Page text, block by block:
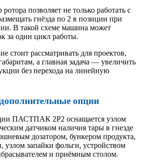
позволяет не только работать с
гнёзда по 2 в позиции при
В такой схеме машина может
за один цикл работы.
стоит рассматривать для проектов,
а главная задача — увеличить
без перехода на линейную
опции
ПАСТПАК 2Р2 оснащается узлом
датчиком наличия тары в гнезде
дозатором, бункером продукта,
узлом запайки фольги, устройством
и приёмным столом.